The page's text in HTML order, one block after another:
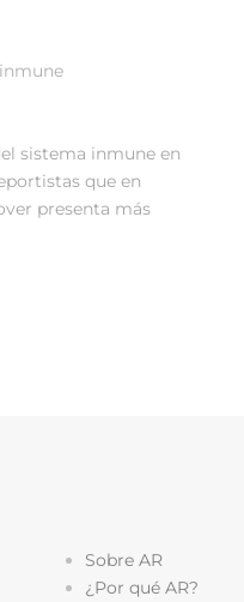
sistema inmune en
que en
presenta más
Sobre AR
¿Por qué AR?